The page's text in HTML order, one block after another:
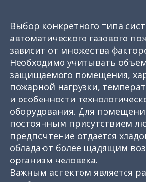
Выбор конкретного типа
автоматического газового
зависит от множества
Необходимо учитывать объем
защищаемого помещения,
пожарной нагрузки,
и особенности
оборудования. Для
постоянным присутствием
предпочтение отдается
обладают более щадящим
организм человека.
Важным аспектом является